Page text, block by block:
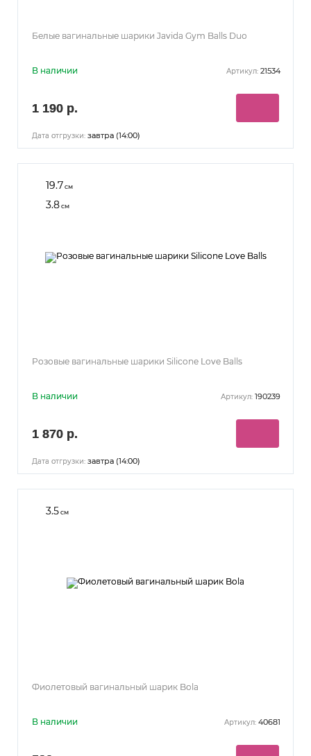
Белые вагинальные шарики Javida Gym Balls Duo
В наличии Артикул: 21534
1 190 р.
Дата отгрузки: завтра (14:00)
19.7см
3.8см
Розовые вагинальные шарики Silicone Love Balls
В наличии Артикул: 190239
1 870 р.
Дата отгрузки: завтра (14:00)
3.5см
Фиолетовый вагинальный шарик Bola
В наличии Артикул: 40681